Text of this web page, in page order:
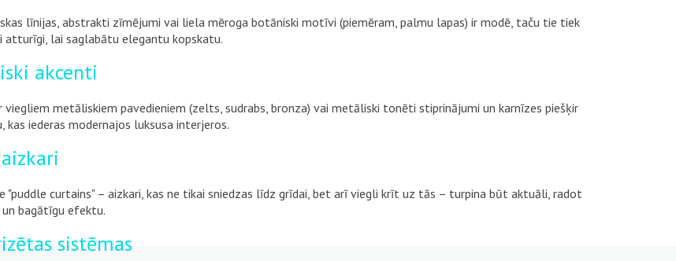
līnijas, abstrakti zīmējumi vai liela mēroga botāniski motīvi (piemēram, palmu lapas) ir modē, taču tie tiek
lai saglabātu elegantu kopskatu.
akcenti
viegliem metāliskiem pavedieniem (zelts, sudrabs, bronza) vai metāliski tonēti stiprinājumi un karnīzes piešķir
kas iederas modernajos luksusa interjeros.
"puddle curtains" – aizkari, kas ne tikai sniedzas līdz grīdai, bet arī viegli krīt uz tās – turpina būt aktuāli, radot
bagātīgu efektu.
sistēmas